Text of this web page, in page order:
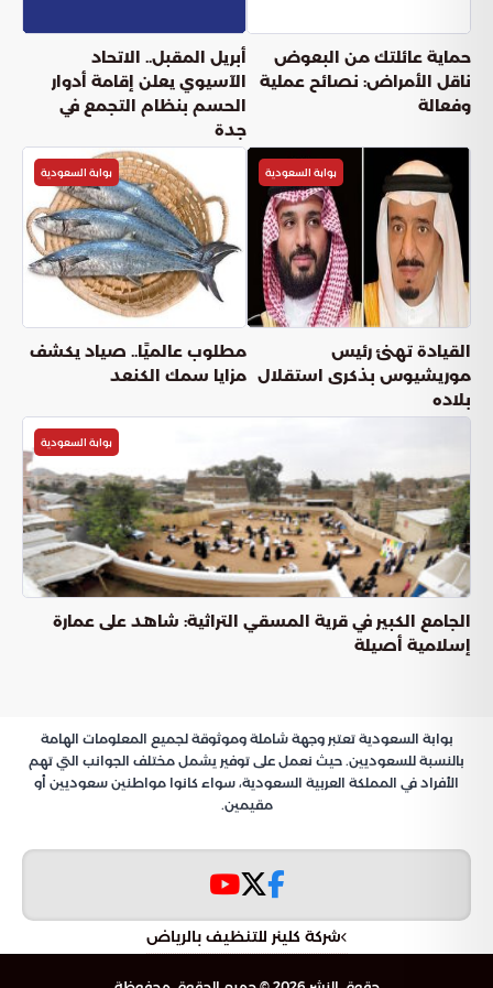
حماية عائلتك من البعوض
ناقل الأمراض: نصائح عملية
وفعالة
أبريل المقبل.. الاتحاد
الآسيوي يعلن إقامة أدوار
الحسم بنظام التجمع في
جدة
بوابة السعودية
القيادة تهنئ رئيس
موريشيوس بذكرى استقلال
بلاده
بوابة السعودية
مطلوب عالميًا.. صياد يكشف
مزايا سمك الكنعد
بوابة السعودية
الجامع الكبير في قرية المسقي التراثية: شاهد على عمارة
إسلامية أصيلة
بوابة السعودية تعتبر وجهة شاملة وموثوقة لجميع المعلومات الهامة
بالنسبة للسعوديين. حيث نعمل على توفير يشمل مختلف الجوانب التي تهم
الأفراد في المملكة العربية السعودية، سواء كانوا مواطنين سعوديين أو
مقيمين.
شركة كلينر للتنظيف بالرياض